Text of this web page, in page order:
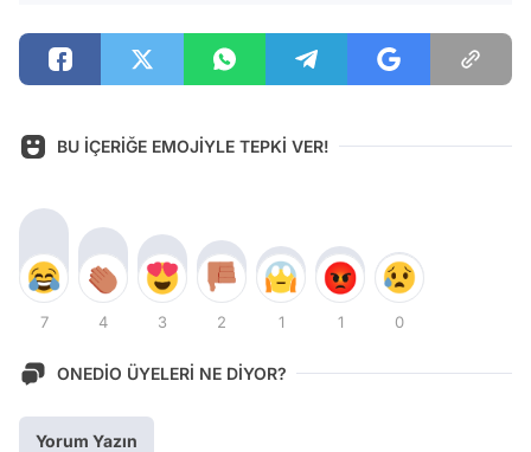
BU İÇERİĞE EMOJİYLE TEPKİ VER!
7 4 3 2 1 1 0
ONEDİO ÜYELERİ NE DİYOR?
Yorum Yazın